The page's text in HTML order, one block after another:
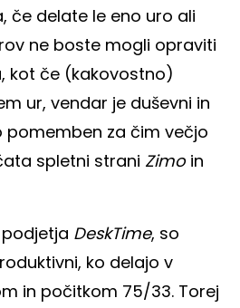
če delate le eno uro ali
ne boste mogli opraviti
kot če (kakovostno)
ur, vendar je duševni in
pomemben za čim večjo
spletni strani Zimo in
DeskTime, so
ko delajo v
in počitkom 75/33. Torej